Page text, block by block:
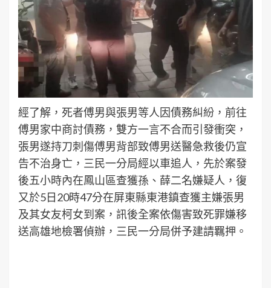
經了解，死者傅男與張男等人因債務糾紛，前往
傅男家中商討債務，雙方一言不合而引發衝突，
張男遂持刀刺傷傅男背部致傅男送醫急救後仍宣
告不治身亡，三民一分局經以車追人，先於案發
後五小時內在鳳山區查獲孫、薛二名嫌疑人，復
又於5日20時47分在屏東縣東港鎮查獲主嫌張男
及其女友柯女到案，訊後全案依傷害致死罪嫌移
送高雄地檢署偵辦，三民一分局併予建請羈押。